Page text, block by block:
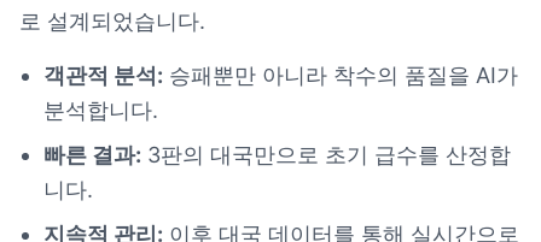
로 설계되었습니다.
객관적 분석: 승패뿐만 아니라 착수의 품질을 AI가
분석합니다.
빠른 결과: 3판의 대국만으로 초기 급수를 산정합
니다.
지속적 관리: 이후 대국 데이터를 통해 실시간으로